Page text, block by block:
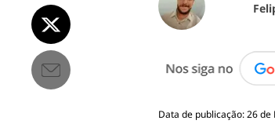
Data de publicação: 26